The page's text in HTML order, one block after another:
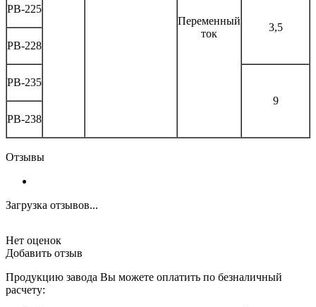
Переменный
ток
РВ-225
3,5
РВ-228
РВ-235
9
РВ-238
Отзывы
Загрузка отзывов...
Нет оценок
Добавить отзыв
Продукцию завода Вы можете оплатить по безналичный
расчету: